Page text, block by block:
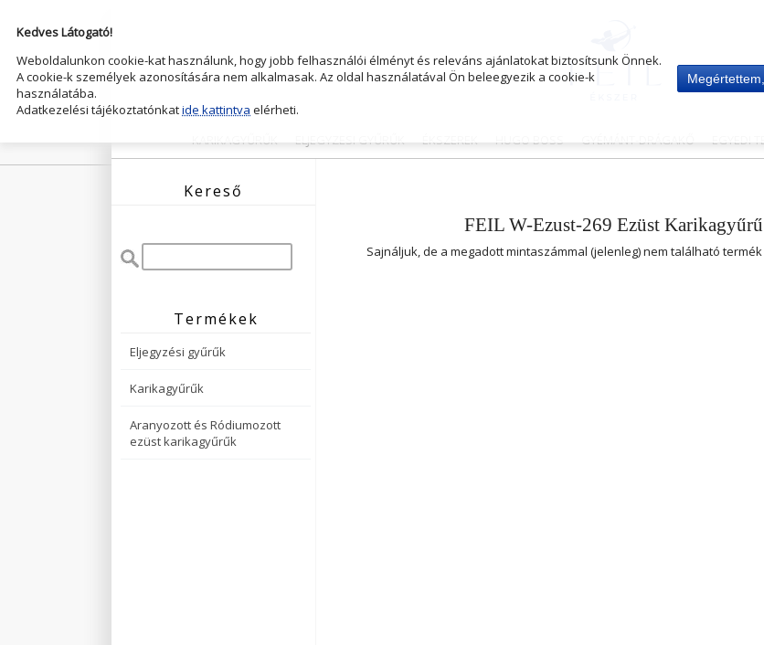
KARIKAGYŰRŰK ELJEGYZESI GYŰRŰK ÉKSZEREK HUGO BOSS GYÉMÁNT-DRÁGAKŐ EGYEDI
Kereső
Termékek
Eljegyzési gyűrűk
Karikagyűrűk
Aranyozott és Ródiumozott
ezüst karikagyűrűk
FEIL W-Ezust-269 Ezüst Karikagyűrű
Sajnáljuk, de a megadott mintaszámmal (jelenleg) nem található
Kedves Látogató!
Weboldalunkon cookie-kat használunk, hogy jobb felhasználói élményt és releváns ajánlatokat biztosítsunk Önnek.
A cookie-k személyek azonosítására nem alkalmasak. Az oldal használatával Ön beleegyezik a cookie-k
használatába.
Adatkezelési tájékoztatónkatide kattintva elérheti.